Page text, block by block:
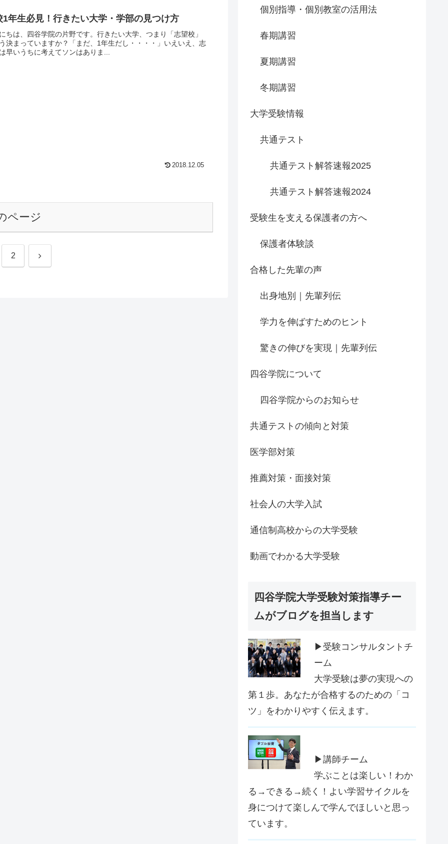
1年生必見！行きたい大学・学部の見つけ方
ちは、四谷学院の片野です。行きたい大学、つまり「志望校」
決まっていますか？「まだ、1年生だし・・・・」いえいえ、志
早いうちに考えてソンはありま...
2018.12.05
ページ
2 次
個別指導・個別教室の活用法
春期講習
夏期講習
冬期講習
大学受験情報
共通テスト
共通テスト解答速報2025
共通テスト解答速報2024
受験生を支える保護者の方へ
保護者体験談
合格した先輩の声
出身地別｜先輩列伝
学力を伸ばすためのヒント
驚きの伸びを実現｜先輩列伝
四谷学院について
四谷学院からのお知らせ
共通テストの傾向と対策
医学部対策
推薦対策・面接対策
社会人の大学入試
通信制高校からの大学受験
動画でわかる大学受験
四谷学院大学受験対策指導チー
ムがブログを担当します
▶受験コンサルタントチ
ーム
大学受験は夢の実現への
第１歩。あなたが合格するのための「コ
ツ」をわかりやすく伝えます。
▶講師チーム
学ぶことは楽しい！わか
る→できる→続く！よい学習サイクルを
身につけて楽しんで学んでほしいと思っ
ています。